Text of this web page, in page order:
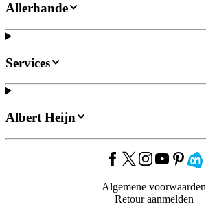
Allerhande
Services
Albert Heijn
Algemene voorwaarden
Retour aanmelden